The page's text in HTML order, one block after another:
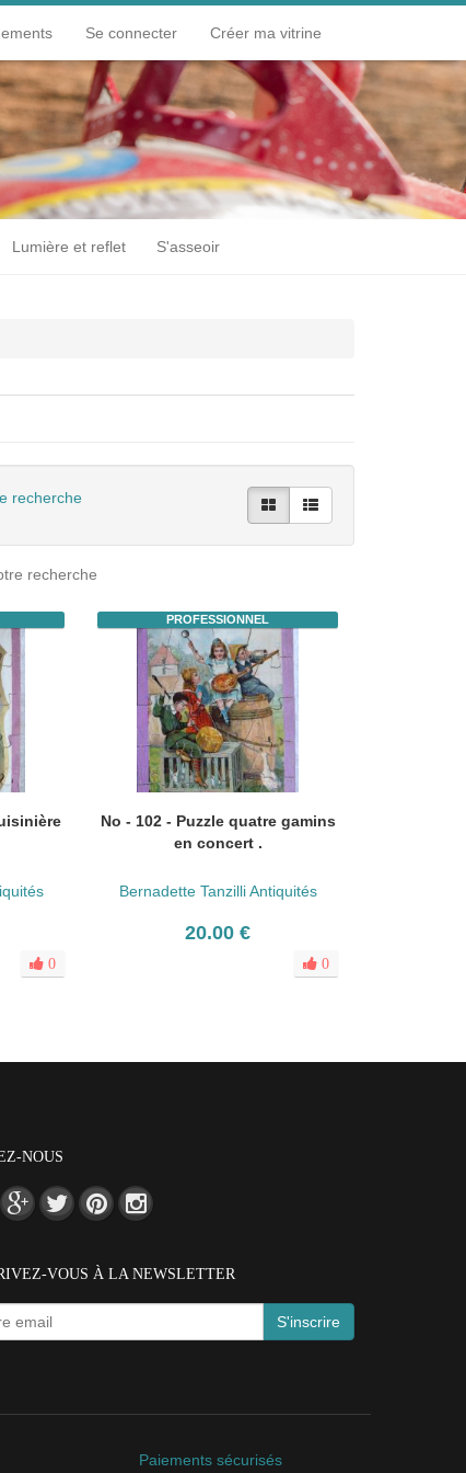
Se connecter Créer ma vitrine
Lumière et reflet S'asseoir
recherche
recherche
0
PROFESSIONNEL
No - 102 - Puzzle quatre gamins
en concert .
Bernadette Tanzilli Antiquités
20.00 €
0
NOUS
VOUS À LA NEWSLETTER
S'inscrire
Paiements sécurisés